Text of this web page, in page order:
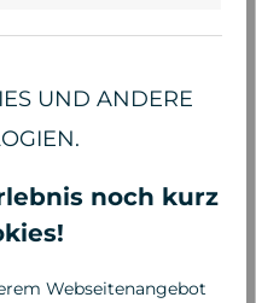
Sonnencreme elfenbein
getönt LSF 50, 50ml
498,00 €* / 1 Liter
24,90 €*
UND ANDERE
noch kurz
Webseitenangebot